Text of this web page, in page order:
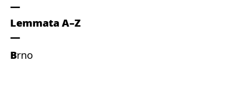
Lemmata A–Z
Brno